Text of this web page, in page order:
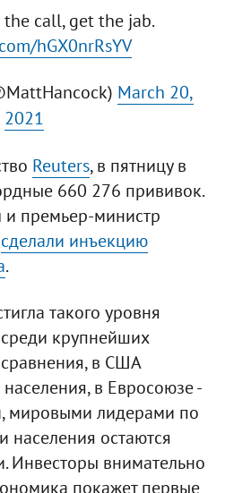
call, get the jab.
hGX0nrRsYV
March 20,
2021
Reuters, в пятницу в
660 276 прививок.
и премьер-министр
сделали инъекцию
.
такого уровня
крупнейших
в США
в Евросоюзе -
мировыми лидерами по
остаются
Инвесторы внимательно
покажет первые